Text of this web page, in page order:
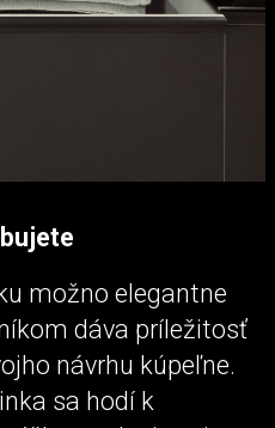
možno elegantne
dáva príležitosť
návrhu kúpeľne.
sa hodí k